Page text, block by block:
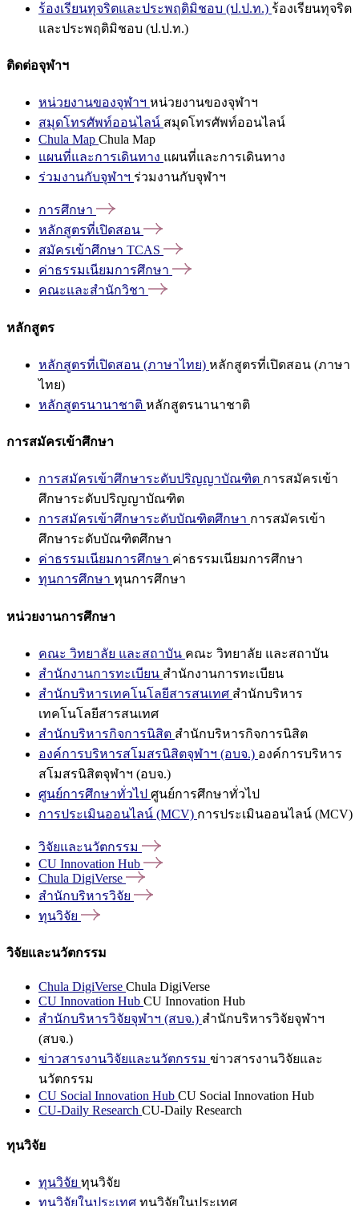
ร้องเรียนทุจริตและประพฤติมิชอบ (ป.ป.ท.) ร้องเรียนทุจริต
และประพฤติมิชอบ (ป.ป.ท.)
ติดต่อจุฬาฯ
หน่วยงานของจุฬาฯ หน่วยงานของจุฬาฯ
สมุดโทรศัพท์ออนไลน์ สมุดโทรศัพท์ออนไลน์
Chula Map Chula Map
แผนที่และการเดินทาง แผนที่และการเดินทาง
ร่วมงานกับจุฬาฯ ร่วมงานกับจุฬาฯ
การศึกษา
หลักสูตรที่เปิดสอน
สมัครเข้าศึกษา TCAS
ค่าธรรมเนียมการศึกษา
คณะและสำนักวิชา
หลักสูตร
หลักสูตรที่เปิดสอน (ภาษาไทย) หลักสูตรที่เปิดสอน (ภาษา
ไทย)
หลักสูตรนานาชาติ หลักสูตรนานาชาติ
การสมัครเข้าศึกษา
การสมัครเข้าศึกษาระดับปริญญาบัณฑิต การสมัครเข้า
ศึกษาระดับปริญญาบัณฑิต
การสมัครเข้าศึกษาระดับบัณฑิตศึกษา การสมัครเข้า
ศึกษาระดับบัณฑิตศึกษา
ค่าธรรมเนียมการศึกษา ค่าธรรมเนียมการศึกษา
ทุนการศึกษา ทุนการศึกษา
หน่วยงานการศึกษา
คณะ วิทยาลัย และสถาบัน คณะ วิทยาลัย และสถาบัน
สำนักงานการทะเบียน สำนักงานการทะเบียน
สำนักบริหารเทคโนโลยีสารสนเทศ สำนักบริหาร
เทคโนโลยีสารสนเทศ
สำนักบริหารกิจการนิสิต สำนักบริหารกิจการนิสิต
องค์การบริหารสโมสรนิสิตจุฬาฯ (อบจ.) องค์การบริหาร
สโมสรนิสิตจุฬาฯ (อบจ.)
ศูนย์การศึกษาทั่วไป ศูนย์การศึกษาทั่วไป
การประเมินออนไลน์ (MCV) การประเมินออนไลน์ (MCV)
วิจัยและนวัตกรรม
CU Innovation Hub
Chula DigiVerse
สำนักบริหารวิจัย
ทุนวิจัย
วิจัยและนวัตกรรม
Chula DigiVerse Chula DigiVerse
CU Innovation Hub CU Innovation Hub
สำนักบริหารวิจัยจุฬาฯ (สบจ.) สำนักบริหารวิจัยจุฬาฯ
(สบจ.)
ข่าวสารงานวิจัยและนวัตกรรม ข่าวสารงานวิจัยและ
นวัตกรรม
CU Social Innovation Hub CU Social Innovation Hub
CU-Daily Research CU-Daily Research
ทุนวิจัย
ทุนวิจัย ทุนวิจัย
ทุนวิจัยในประเทศ ทุนวิจัยในประเทศ